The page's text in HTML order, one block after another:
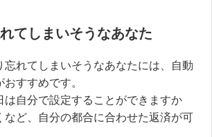
てしまいそうなあなた
忘れてしまいそうなあなたには、自動
すすめです。
は自分で設定することができますか
など、自分の都合に合わせた返済が可